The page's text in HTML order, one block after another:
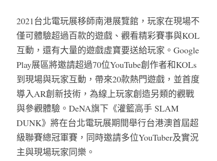
2021台北電玩展移師南港展覽館，玩家在現場不
僅可體驗超過百款的遊戲、觀看精彩賽事與KOL
互動，還有大量的遊戲虛寶要送給玩家。Google
Play展區將邀請超過70位YouTube創作者和KOLs
到現場與玩家互動，帶來20款熱門遊戲，並首度
導入AR創新技術，為線上玩家創造另類的觀戰
與參觀體驗。DeNA旗下《灌籃高手 SLAM
DUNK》將在台北電玩展期間舉行台港澳首屆超
級聯賽總冠軍賽，同時邀請多位YouTuber及實況
主與現場玩家同樂。